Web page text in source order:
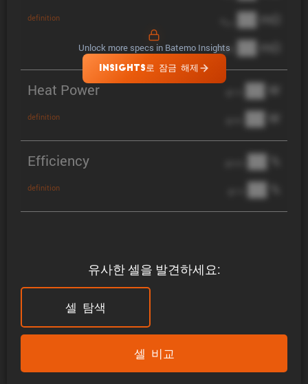
유사한 셀을 발견하세요:
셀 탐색
셀 비교
definition ██ mΩ
DCIR ██ mΩ
Heat Power
definition
██ W
██ W
Efficiency
definition
██ %
██ %
Unlock more specs in Batemo Insights
INSIGHTS로 잠금 해제